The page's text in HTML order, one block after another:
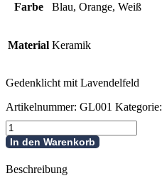
Farbe Blau, Orange, Weiß
Material Keramik
Gedenklicht mit Lavendelfeld
Artikelnummer: GL001 Kategorie:
Gedenklicht
mit
Lavendelfeld
Menge
In den Warenkorb
Beschreibung